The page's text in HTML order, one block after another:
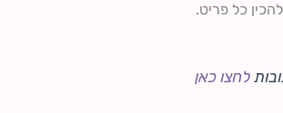
כל פריט.
לחצו כאן